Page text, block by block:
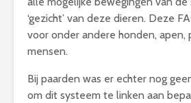
‘gezicht’ van deze dieren. Deze
voor onder andere honden, apen,
mensen.
Bij paarden was er echter nog
om dit systeem te linken aan